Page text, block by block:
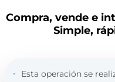
Compra, vende e
Simple,
Esta operación se